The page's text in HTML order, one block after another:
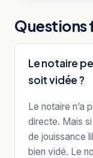
Questions
Le notaire
soit vidée ?
Le notaire n’a
directe. Mais
de jouissance
bien vidé. Le